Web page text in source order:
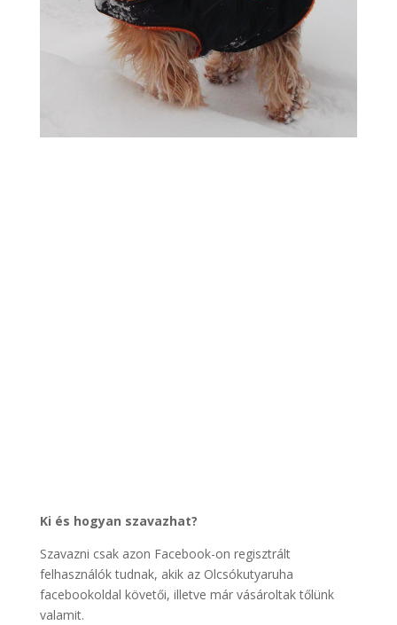
Ki és hogyan szavazhat?
Szavazni csak azon Facebook-on regisztrált
felhasználók tudnak, akik az Olcsókutyaruha
facebookoldal követői, illetve már vásároltak tőlünk
valamit.